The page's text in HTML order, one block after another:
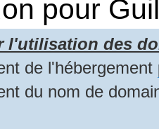
pour
l'utilisation des
de l'hébergement
du nom de